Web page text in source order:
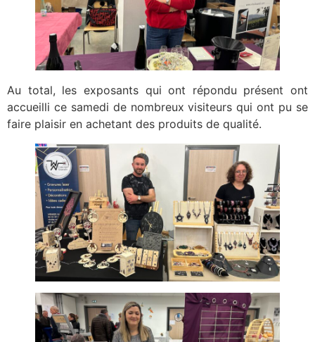
Au total, les exposants qui ont répondu présent ont
accueilli ce samedi de nombreux visiteurs qui ont pu se
faire plaisir en achetant des produits de qualité.